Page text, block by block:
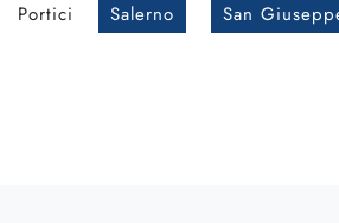
Portici Salerno
San